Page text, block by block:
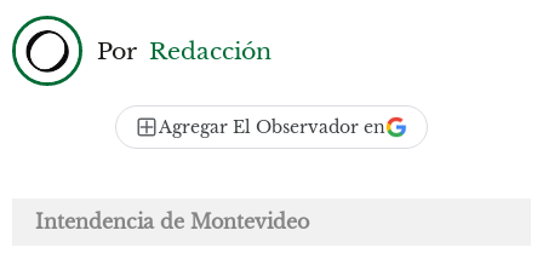
Por Redacción
Agregar El Observador en
Intendencia de Montevideo